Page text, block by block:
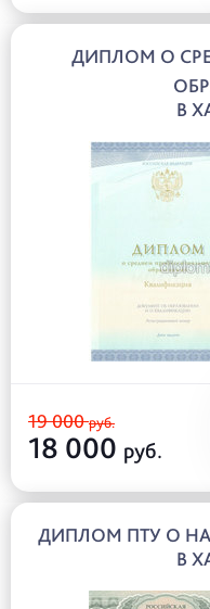
ДИПЛОМ О
В
19 000руб.
18 000 руб.
ДИПЛОМ ПТУ О
В